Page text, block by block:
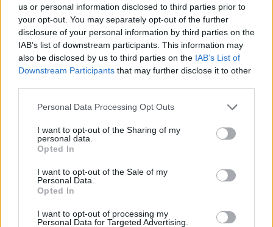
us or personal information disclosed to third parties prior to
your opt-out. You may separately opt-out of the further
disclosure of your personal information by third parties on the
IAB’s list of downstream participants. This information may
also be disclosed by us to third parties on the IAB’s List of
Downstream Participants that may further disclose it to other
Please note that this website/app uses one or more Google
not limited to your visit or usage behaviour. You may click to
grant or deny consent to Google and its third-party tags to
use your data for below specified purposes in below Google
consent section.
Personal Data Processing Opt Outs
I want to opt-out of the Sharing of my
personal data.
Opted In
I want to opt-out of the Sale of my
Personal Data.
Opted In
I want to opt-out of processing my
Personal Data for Targeted Advertising.
Hozzászólások
A GTA 6 trailer dátumának
bejelentése mémek százával
árasztotta el az internetet
Hunter_GS|2023 december 4. 07:05